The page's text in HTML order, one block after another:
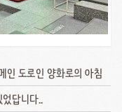
인 도로인 양화로의 아침
답니다..